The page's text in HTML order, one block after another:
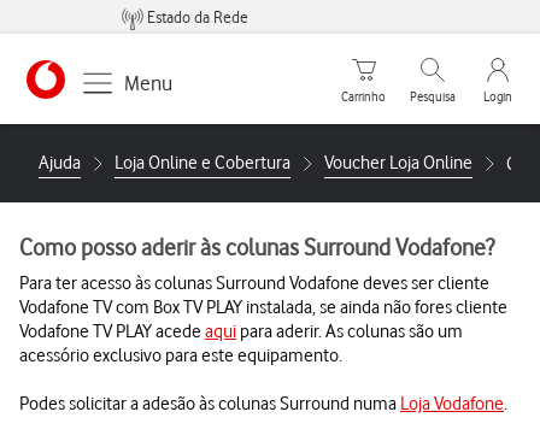
Estado da Rede
https://www.vodafone.pt
Menu
Carrinho de compras
Carrinho
Pesquisar
Pesquisa
My
Login
Ajuda Loja Online e Cobertura Voucher Loja Online
Como posso aderir às colunas Surround Vodafone?
Para ter acesso às colunas Surround Vodafone deves ser cliente
Vodafone TV com Box TV PLAY instalada, se ainda não fores cliente
Vodafone TV PLAY acedeaqui para aderir. As colunas são um
acessório exclusivo para este equipamento.
Podes solicitar a adesão às colunas Surround numa Loja Vodafone.